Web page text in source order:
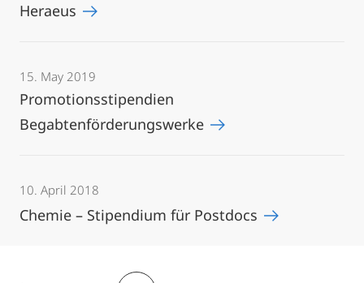
Heraeus
15. May 2019
Promotionsstipendien
Begabtenförderungswerke
10. April 2018
Chemie – Stipendium für Postdocs